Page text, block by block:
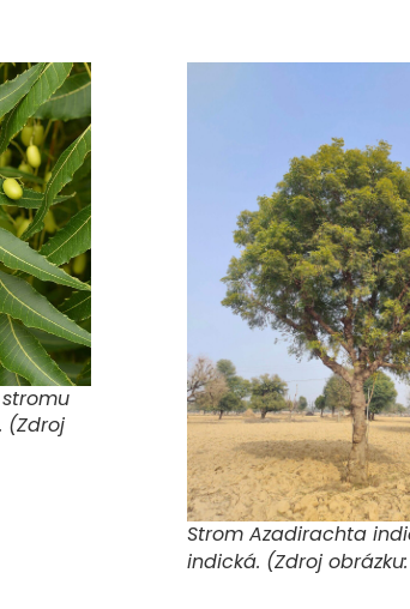
(Zdroj
Strom Azadirachta
indická. (Zdroj obrázku: